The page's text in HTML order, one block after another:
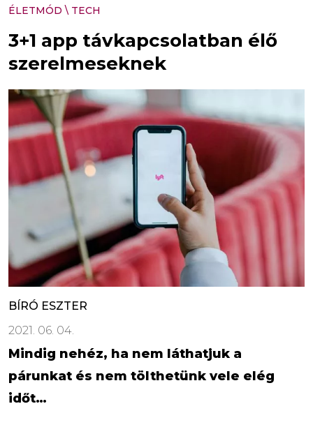
ÉLETMÓD \ TECH
3+1 app távkapcsolatban élő
szerelmeseknek
BÍRÓ ESZTER
2021. 06. 04.
Mindig nehéz, ha nem láthatjuk a
párunkat és nem tölthetünk vele elég
időt…